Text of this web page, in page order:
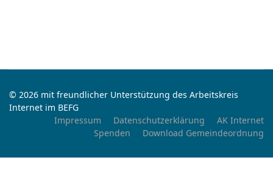
© 2026 mit freundlicher Unterstützung des Arbeitskreis
Internet im BEFG
Impressum
Datenschutzerklärung
AK Internet
Spenden
Download Gemeindeordnung